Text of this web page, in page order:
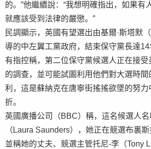
的。”他繼續說：“我想明確指出，如果有
就應該受到法律的嚴懲。”
民調顯示，英國有望選出由基爾·斯塔默
導的中左翼工黨政府，結束保守黨長達14
有指控稱，第二位保守黨候選人正在接
的調查，並可能試圖利用他們對大選時
利，這是蘇納克在唐寧街搖搖欲墜的努
折。
英國廣播公司（BBC）稱，這名候選人名
（Laura Saunders），她正在競選布裏斯
並稱她的丈夫、競選主管托尼-李（Tony